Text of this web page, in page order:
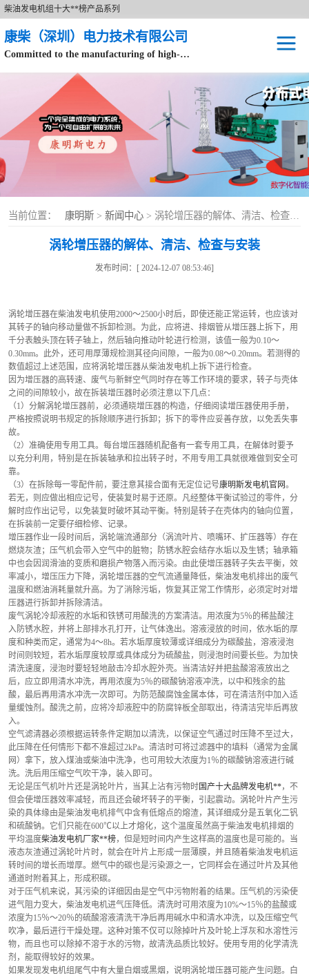
柴油发电机组十大**榜产品系列
康柴（深圳）电力技术有限公司
Committed to the manufacturing of high-end brand diesel generator sets.
当前位置： 康明斯 > 新闻中心 > 涡轮增压器的解体、清洁、检查与安装
涡轮增压器的解体、清洁、检查与安装
发布时间：[ 2024-12-07 08:53:46]
涡轮增压器在柴油发电机使用2000～2500小时后，即使还能正常运转，也应该对
其转子的轴向移动量做不拆卸检测。为此，应将进、排烟管从增压器上拆下，用
千分表触头顶在转子轴上，然后轴向推动叶轮进行检测，该值一般为0.10～
0.30mm。此外，还可用厚薄规检测其径向间隙，一般为0.08～0.20mm。若测得的
数值超过上述范围，应将涡轮增压器从柴油发电机上拆下进行检查。
因为增压器的高转速、废气与新鲜空气同时存在等工作环境的要求，转子与壳体
之间的间隙较小，故在拆装增压器时必须注意以下几点：
（1）分解涡轮增压器前，必须通晓增压器的构造，仔细阅读增压器使用手册，
严格按照说明书规定的拆除顺序进行拆卸；拆下的零件应妥善存放，以免丢失事
故。
（2）准确使用专用工具。每台增压器随机配备有一套专用工具，在解体时要予
以充分利用，特别是在拆装轴承和拉出转子时，不用专用工具就很难做到安全可
靠。
（3）在拆除每一零配件前，要注意其接合面有无定位记号康明斯发电机官网。
若无，则应做出相应记号，使装复时易于还原。凡经整体平衡试验过的零件，分
解时应作出记号，以免装复时破坏其动平衡。特别是转子在壳体内的轴向位置，
在拆装前一定要仔细检修、记录。
增压器作业一段时间后，涡轮端流通部分（涡流叶片、喷嘴环、扩压器等）存在
燃烧灰渣；压气机会带入空气中的脏物；防锈水腔会结存水垢以及生锈；轴承箱
中也会因润滑油的变质和磨损产物落入而污染。由此使增压器转子失去平衡，效
率减小，增压压力下降，涡轮增压器的空气流通量降低，柴油发电机排出的废气
温度和燃油消耗量就升高。为了消除污垢，恢复其正常工作情形，必须定时对增
压器进行拆卸并拆除清洁。
废气涡轮冷却液腔的水垢和铁锈可用酸洗的方案清洁。用浓度为5％的稀盐酸注
入防锈水腔，并将上部排水孔打开，让气体逸出。溶液浸放的时间，依水垢的厚
度和种类而定，通常为4～8h。若水垢厚度较薄或详细成分为碳酸盐，溶液浸泡
时间则较短，若水垢厚度较厚或具体成分为硫酸盐，则浸泡时间要长些。为加快
清洗速度，浸泡时要轻轻地敲击冷却水腔外壳。当清洁好并把盐酸溶液放出之
后，应立即用清水冲洗，再用浓度为5％的碳酸钠溶液冲洗，以中和残余的盐
酸，最后再用清水冲洗一次即可。为防范酸腐蚀金属本体，可在清洁剂中加入适
量缓蚀剂。酸洗之前，应将冷却液腔中的防腐锌板全部取出，待清洁完毕后再放
入。
空气滤清器必须根据运转条件定期加以清洗，以保证空气通过时压降不至过大，
此压降在任何情形下都不准超过2kPa。清洁时可将过滤器中的填料（通常为金属
网）拿下，放入煤油或柴油中洗净，也可用较大浓度为1％的碳酸钠溶液进行碱
洗。洗后用压缩空气吹干净，装入即可。
无论是压气机叶片还是涡轮叶片，当其上沾有污物时国产十大品牌发电机**，不
但会使增压器效率减轻，而且还会破坏转子的平衡，引起震动。涡轮叶片产生污
染的具体缘由是柴油发电机排气中含有低熔点的熔渣，其详细成分是五氧化二钒
和硫酸钠。它们只能在600℃以上才熔化，这个温度虽然高于柴油发电机排烟的
平均温度柴油发电机厂家**榜，但是短时间内产生这样高的温度也是可能的。当
液态灰渣通过涡轮叶片时，就会在叶片上形成一层薄膜，并且随着柴油发电机运
转时间的增长而增厚。燃气中的碳也是污染源之一，它同样会在通过叶片及其他
通道时附着其上，形成积碳。
对于压气机来说，其污染的详细因由是空气中污物附着的结果。压气机的污染使
进气阻力变大，柴油发电机进气压降低。清洗时可用浓度为10%～15％的盐酸或
浓度为15％～20％的硫酸溶液清洗干净后再用碱水中和清水冲洗，以及压缩空气
吹净，最后进行干燥处理。这种对策不仅可以除掉叶片及叶轮上浮灰和水溶性污
物，而且也可以除掉不溶于水的污物，故清洗品质比较好。使用专用的化学清洗
剂，能取得较好的效果。
如果发现发电机组尾气中有大量白烟或黑烟，说明涡轮增压器可能产生问题。白
静音型
移动电站
康明斯配件